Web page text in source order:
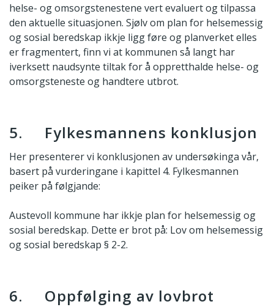
helse- og omsorgstenestene vert evaluert og tilpassa
den aktuelle situasjonen. Sjølv om plan for helsemessig
og sosial beredskap ikkje ligg føre og planverket elles
er fragmentert, finn vi at kommunen så langt har
iverksett naudsynte tiltak for å oppretthalde helse- og
omsorgsteneste og handtere utbrot.
5. Fylkesmannens konklusjon
Her presenterer vi konklusjonen av undersøkinga vår,
basert på vurderingane i kapittel 4. Fylkesmannen
peiker på følgjande:
Austevoll kommune har ikkje plan for helsemessig og
sosial beredskap. Dette er brot på: Lov om helsemessig
og sosial beredskap § 2-2.
6. Oppfølging av lovbrot